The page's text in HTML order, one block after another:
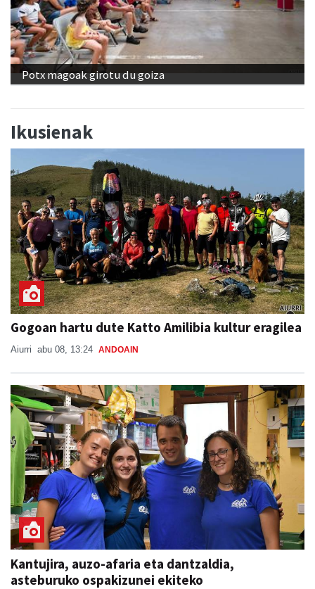
Potx magoak girotu du goiza
Ikusienak
Gogoan hartu dute Katto Amilibia kultur eragilea
Aiurri abu 08, 13:24 ANDOAIN
Kantujira, auzo-afaria eta dantzaldia,
asteburuko ospakizunei ekiteko